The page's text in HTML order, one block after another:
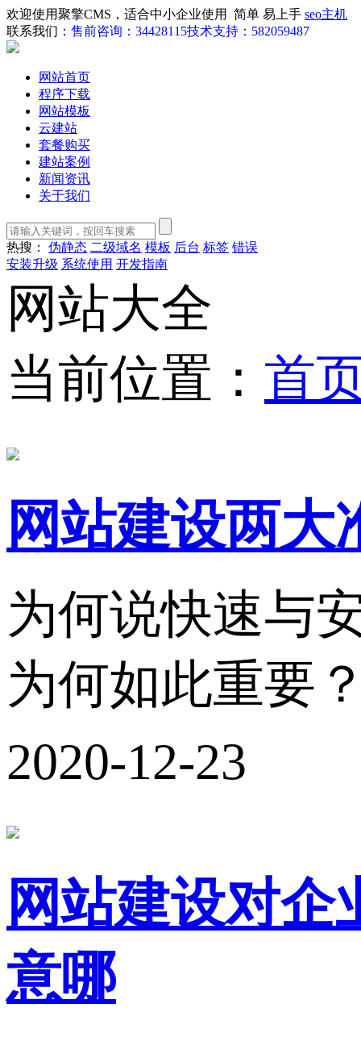
欢迎使用聚擎CMS，适合中小企业使用 简单 易上手 seo主机
联系我们： 售前咨询：34428115技术支持：582059487
网站首页
程序下载
网站模板
云建站
套餐购买
建站案例
新闻资讯
关于我们
热搜： 伪静态 二级域名 模板 后台 标签 错误
安装升级 系统使用 开发指南
网站大全
当前位置： 首
网站建设两
为何说快速与
为何如此重要
2020-12-23
网站建设对
意哪